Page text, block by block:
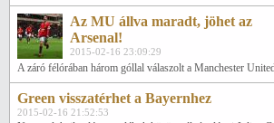
Az MU állva maradt, jöhet az
Arsenal!
2015-02-16 23:09:29
A záró félórában három góllal válaszolt a Manchester
Green visszatérhet a Bayernhez
2015-02-16 21:52:53